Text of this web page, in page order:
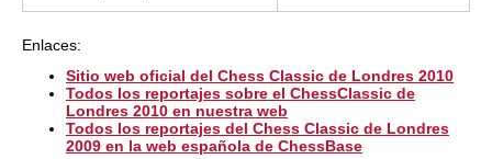
Enlaces:
Sitio web oficial del Chess Classic de Londres 2010
Todos los reportajes sobre el ChessClassic de
Londres 2010 en nuestra web
Todos los reportajes del Chess Classic de Londres
2009 en la web española de ChessBase